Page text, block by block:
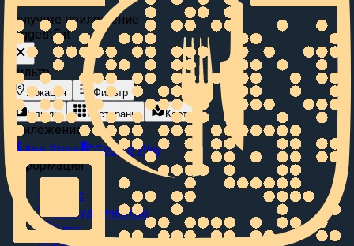
Получите приложение
SuggestEat
Фильтр
Локация
Фильтр
Блюда
Рестораны Карта
Приложение
App Store
Google Play
Информация
О нас
Сотрудничество
Блог